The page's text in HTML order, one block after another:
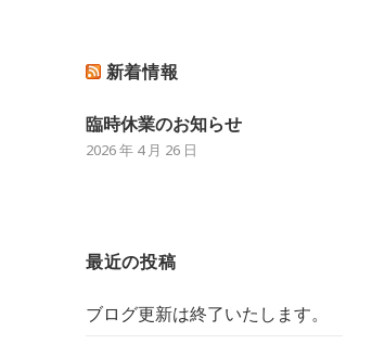
新着情報
臨時休業のお知らせ
2026 年 4 月 26 日
最近の投稿
ブログ更新は終了いたします。